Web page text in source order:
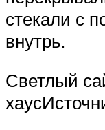
стекали с
внутрь.
Светлый